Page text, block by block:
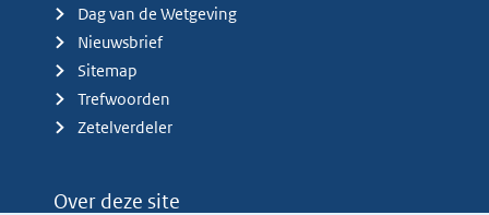
Dag van de Wetgeving
Nieuwsbrief
Sitemap
Trefwoorden
Zetelverdeler
Over deze site